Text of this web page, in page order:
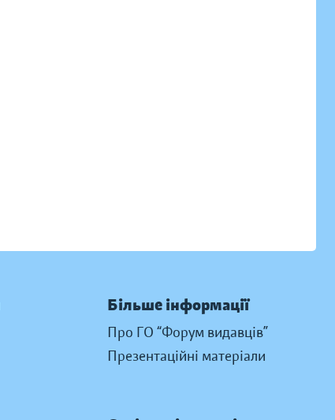
Більше інформації
Про ГО “Форум видавців”
Презентаційні матеріали